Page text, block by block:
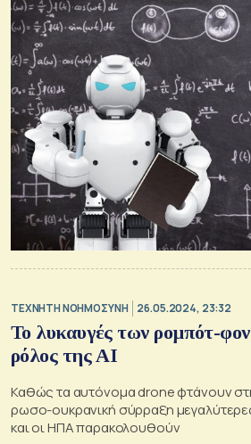
TΕΧΝΗΤΗ ΝΟΗΜΟΣΥΝΗ 26.05.2024, 23:32
Το λυκαυγές των ρομπότ-
ρόλος της ΑΙ
Καθώς τα αυτόνομα drone φτάνουν
ρωσο-ουκρανική σύρραξη
και οι ΗΠΑ παρακολουθούν